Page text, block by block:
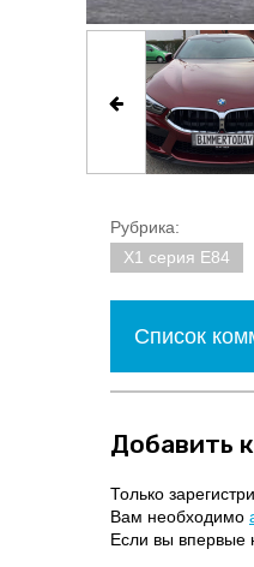
Рубрика:
X1 серия E84
Список
Добавить
Только
Вам необходимо
Если вы впервые